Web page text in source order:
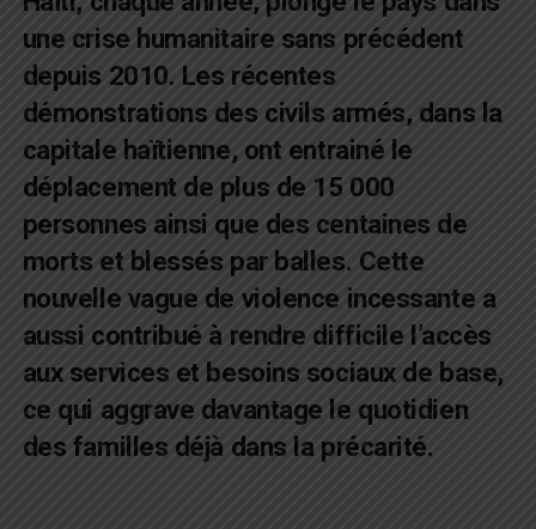
une crise humanitaire sans précédent
depuis 2010. Les récentes
démonstrations des civils armés, dans la
capitale haïtienne, ont entrainé le
déplacement de plus de 15 000
personnes ainsi que des centaines de
morts et blessés par balles. Cette
nouvelle vague de violence incessante a
aussi contribué à rendre difficile l’accès
aux services et besoins sociaux de base,
ce qui aggrave davantage le quotidien
des familles déjà dans la précarité.